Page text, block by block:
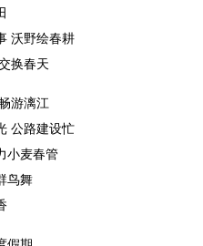
沃野绘春耕
换春天
游漓江
公路建设忙
小麦春管
鸟舞